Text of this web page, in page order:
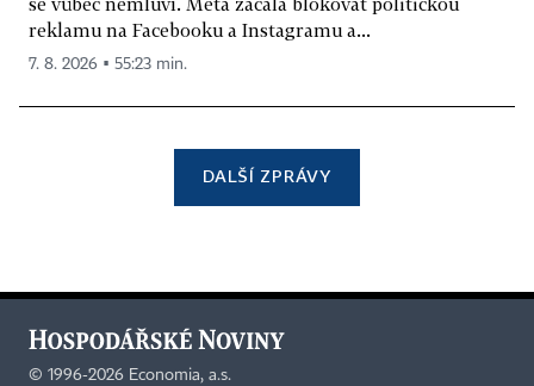
reklamu na Facebooku a Instagramu a...
7. 8. 2026 ▪ 55:23 min.
DALŠÍ ZPRÁVY
© 1996-2026 Economia, a.s.